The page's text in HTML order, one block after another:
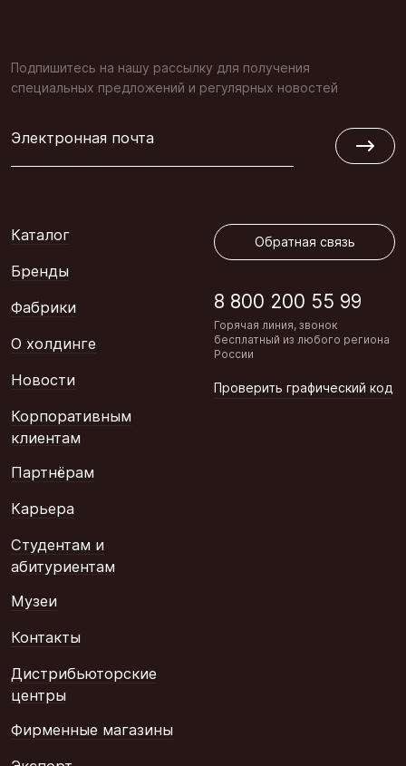
Подпишитесь на нашу рассылку для получения
специальных предложений и регулярных новостей
Электронная почта
Каталог
Бренды
Фабрики
О холдинге
Новости
Корпоративным
клиентам
Партнёрам
Карьера
Студентам и
абитуриентам
Музеи
Контакты
Дистрибьюторские
центры
Фирменные магазины
Обратная связь
8 800 200 55 99
Горячая линия, звонок
бесплатный из любого региона
России
Проверить графический код